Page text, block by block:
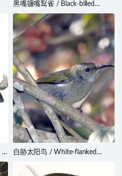
黑嘴镰嘴䴕雀 / Black-billed
Scythebill / Campylorhamphus
falcularius
/
白胁太阳鸟 / White-flanked